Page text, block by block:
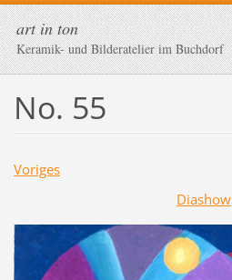
art in ton
Keramik- und Bilderatelier im Buchdorf
No. 55
Voriges
Diashow